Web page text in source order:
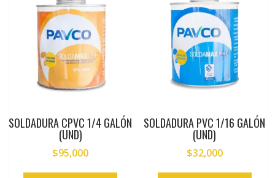
SOLDADURA CPVC 1/4 GALÓN
(UND)
$95,000
SOLDADURA PVC 1/16 GALÓN
(UND)
$32,000